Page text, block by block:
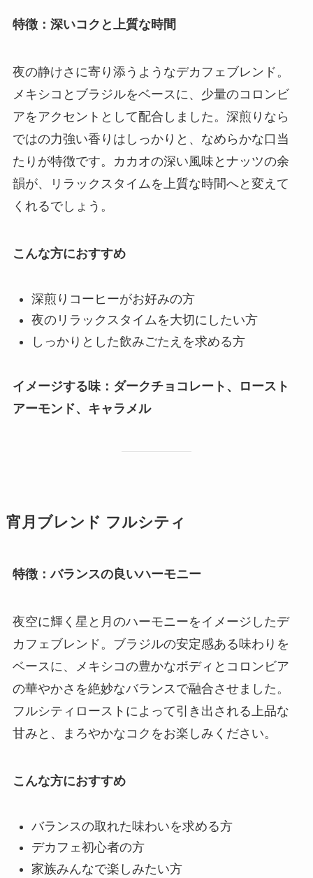
特徴：深いコクと上質な時間
夜の静けさに寄り添うようなデカフェブレンド。
メキシコとブラジルをベースに、少量のコロンビ
アをアクセントとして配合しました。深煎りなら
ではの力強い香りはしっかりと、なめらかな口当
たりが特徴です。カカオの深い風味とナッツの余
韻が、リラックスタイムを上質な時間へと変えて
くれるでしょう。
こんな方におすすめ
深煎りコーヒーがお好みの方
夜のリラックスタイムを大切にしたい方
しっかりとした飲みごたえを求める方
イメージする味：ダークチョコレート、ロースト
アーモンド、キャラメル
宵月ブレンド フルシティ
特徴：バランスの良いハーモニー
夜空に輝く星と月のハーモニーをイメージしたデ
カフェブレンド。ブラジルの安定感ある味わりを
ベースに、メキシコの豊かなボディとコロンビア
の華やかさを絶妙なバランスで融合させました。
フルシティローストによって引き出される上品な
甘みと、まろやかなコクをお楽しみください。
こんな方におすすめ
バランスの取れた味わいを求める方
デカフェ初心者の方
家族みんなで楽しみたい方